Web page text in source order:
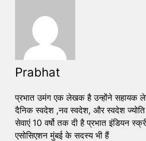
o
k
Prabhat
प्रभात उमंग एक लेखक है उन्होंने सहायक
दैनिक स्वदेश ,नव स्वदेश, और स्वदेश
सेवाएं 10 वर्षो तक दी है प्रभात इंडियन
एसोसिएशन मुंबई के सदस्य भी हैं